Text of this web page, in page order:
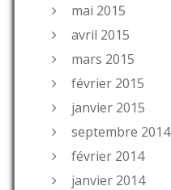
mai 2015
avril 2015
mars 2015
février 2015
janvier 2015
septembre 2014
février 2014
janvier 2014